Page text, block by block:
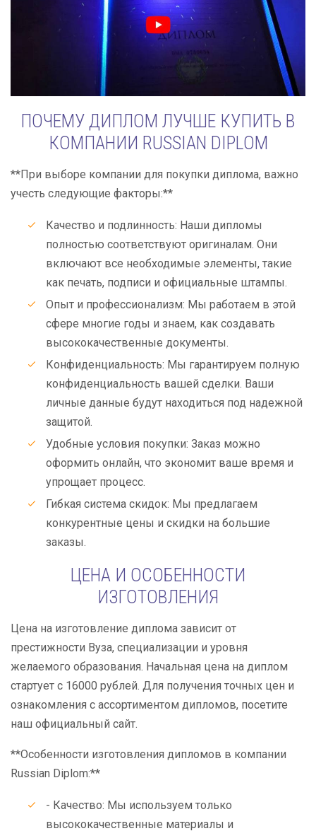
ПОЧЕМУ ДИПЛОМ ЛУЧШЕ КУПИТЬ В
КОМПАНИИ RUSSIAN DIPLOM
**При выборе компании для покупки диплома, важно
учесть следующие факторы:**
Качество и подлинность: Наши дипломы
полностью соответствуют оригиналам. Они
включают все необходимые элементы, такие
как печать, подписи и официальные штампы.
Опыт и профессионализм: Мы работаем в этой
сфере многие годы и знаем, как создавать
высококачественные документы.
Конфиденциальность: Мы гарантируем полную
конфиденциальность вашей сделки. Ваши
личные данные будут находиться под надежной
защитой.
Удобные условия покупки: Заказ можно
оформить онлайн, что экономит ваше время и
упрощает процесс.
Гибкая система скидок: Мы предлагаем
конкурентные цены и скидки на большие
заказы.
ЦЕНА И ОСОБЕННОСТИ
ИЗГОТОВЛЕНИЯ
Цена на изготовление диплома зависит от
престижности Вуза, специализации и уровня
желаемого образования. Начальная цена на диплом
стартует с 16000 рублей. Для получения точных цен и
ознакомления с ассортиментом дипломов, посетите
наш официальный сайт.
**Особенности изготовления дипломов в компании
Russian Diplom:**
- Качество: Мы используем только
высококачественные материалы и